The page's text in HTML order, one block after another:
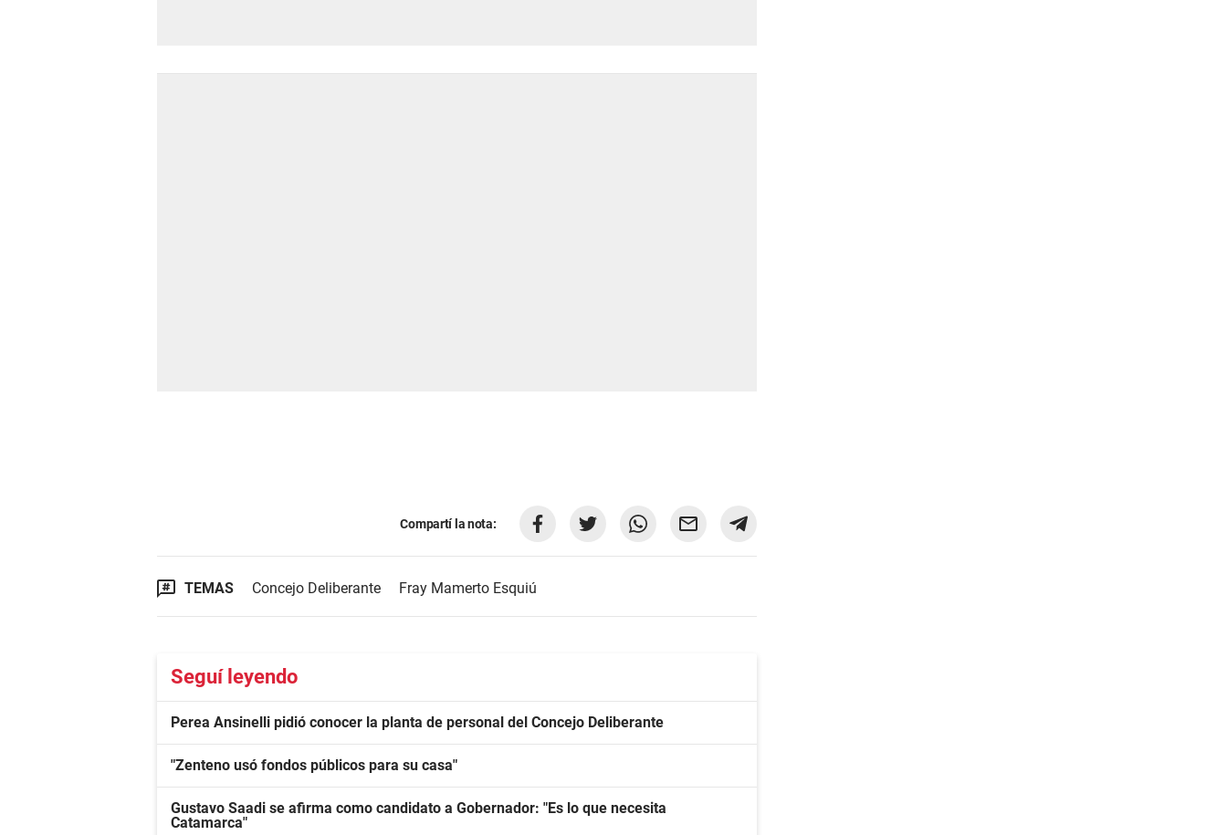
Compartí la nota:
TEMAS Concejo Deliberante Fray Mamerto Esquiú
Seguí leyendo
Perea Ansinelli pidió conocer la planta de personal del Concejo Deliberante
"Zenteno usó fondos públicos para su casa"
Gustavo Saadi se afirma como candidato a Gobernador: "Es lo que necesita
Catamarca"